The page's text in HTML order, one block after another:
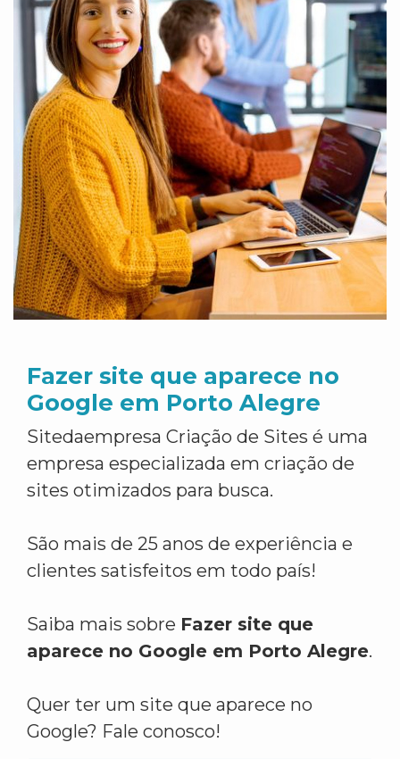
Fazer site que aparece no
Google em Porto Alegre
Sitedaempresa Criação de Sites é uma
empresa especializada em criação de
sites otimizados para busca.
São mais de 25 anos de experiência e
clientes satisfeitos em todo país!
Saiba mais sobre Fazer site que
aparece no Google em Porto Alegre.
Quer ter um site que aparece no
Google? Fale conosco!